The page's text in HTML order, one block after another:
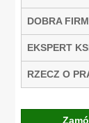
DOBRA
EKSPERT
RZECZ O